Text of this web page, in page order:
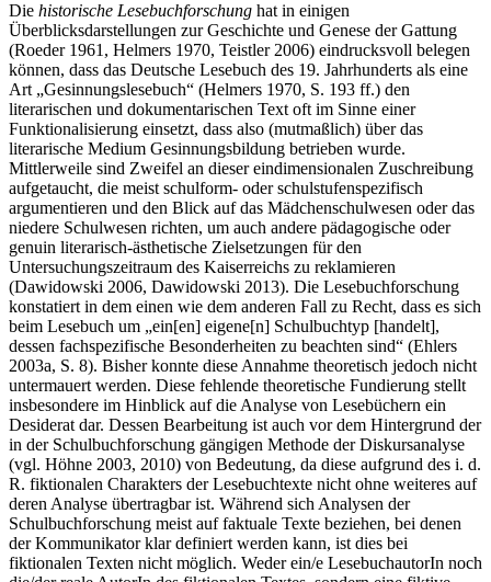
Die historische Lesebuchforschung hat in einigen
Überblicksdarstellungen zur Geschichte und Genese der Gattung
(Roeder 1961, Helmers 1970, Teistler 2006) eindrucksvoll belegen
können, dass das Deutsche Lesebuch des 19. Jahrhunderts als eine
Art „Gesinnungslesebuch“ (Helmers 1970, S. 193 ff.) den
literarischen und dokumentarischen Text oft im Sinne einer
Funktionalisierung einsetzt, dass also (mutmaßlich) über das
literarische Medium Gesinnungsbildung betrieben wurde.
Mittlerweile sind Zweifel an dieser eindimensionalen Zuschreibung
aufgetaucht, die meist schulform- oder schulstufenspezifisch
argumentieren und den Blick auf das Mädchenschulwesen oder das
niedere Schulwesen richten, um auch andere pädagogische oder
genuin literarisch-ästhetische Zielsetzungen für den
Untersuchungszeitraum des Kaiserreichs zu reklamieren
(Dawidowski 2006, Dawidowski 2013). Die Lesebuchforschung
konstatiert in dem einen wie dem anderen Fall zu Recht, dass es sich
beim Lesebuch um „ein[en] eigene[n]‌ Schulbuchtyp [handelt],
dessen fachspezifische Besonderheiten zu beachten sind“ (Ehlers
2003a, S. 8). Bisher konnte diese Annahme theoretisch jedoch nicht
untermauert werden. Diese fehlende theoretische Fundierung stellt
insbesondere im Hinblick auf die Analyse von Lesebüchern ein
Desiderat dar. Dessen Bearbeitung ist auch vor dem Hintergrund der
in der Schulbuchforschung gängigen Methode der Diskursanalyse
(vgl. Höhne 2003, 2010) von Bedeutung, da diese aufgrund des i. d.
R. fiktionalen Charakters der Lesebuchtexte nicht ohne weiteres auf
deren Analyse übertragbar ist. Während sich Analysen der
Schulbuchforschung meist auf faktuale Texte beziehen, bei denen
der Kommunikator klar definiert werden kann, ist dies bei
fiktionalen Texten nicht möglich. Weder ein/e LesebuchautorIn noch